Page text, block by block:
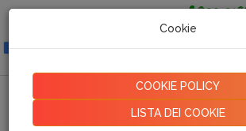
800-
CCNL Turismo
Cookie
COOKIE POLICY
LISTA DEI COOKIE